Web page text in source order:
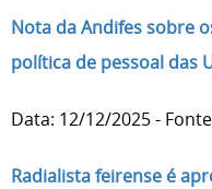
Nota da Andifes sobre
política de pessoal das
Data: 12/12/2025 -
Radialista feirense é